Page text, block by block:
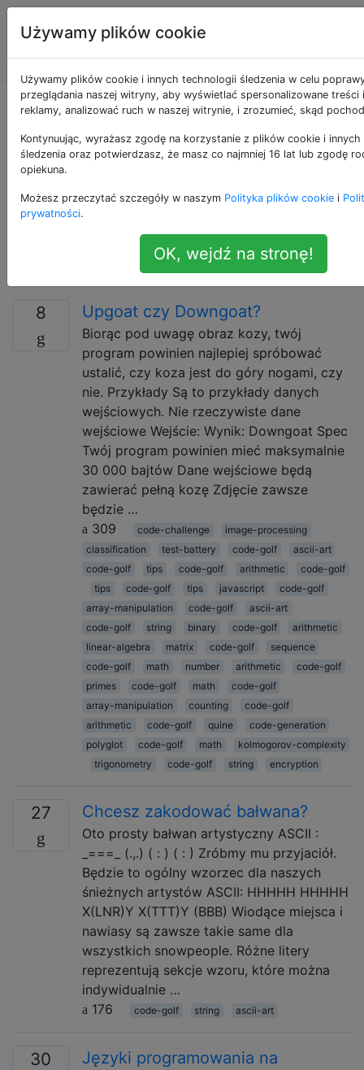
Programowanie
puzzli i Code
Golf
Pytania otagowane
jako ascii-art
Wyzwanie to polega na tworzeniu lub analizowaniu
obrazów przy użyciu znaków tekstowych jako farby.
Zazwyczaj używa to tylko 95 znaków drukowalnych
(spośród 128) zdefiniowanych przez ASCII Standard z
8 Upgoat czy Downgoat?
Biorąc pod uwagę obraz kozy, twój
program powinien najlepiej spróbować
ustalić, czy koza jest do góry nogami, czy
nie. Przykłady Są to przykłady danych
wejściowych. Nie rzeczywiste dane
wejściowe Wejście: Wynik: Downgoat Spec
Twój program powinien mieć maksymalnie
30 000 bajtów Dane wejściowe będą
zawierać pełną kozę Zdjęcie zawsze
będzie …
309
code-challenge
image-processing
classification
test-battery code-golf
ascii-art
code-golf
tips code-golf arithmetic
code-golf
tips
code-golf tips javascript
code-golf
array-manipulation
code-golf
ascii-art
code-golf
string binary code-golf
arithmetic
linear-algebra
matrix code-golf
sequence
code-golf
math number arithmetic
code-golf
primes
code-golf math
code-golf
array-manipulation
counting
code-golf
arithmetic
code-golf quine
code-generation
polyglot
code-golf math
kolmogorov-complexity
trigonometry
code-golf string encryption
27 Chcesz zakodować bałwana?
Oto prosty bałwan artystyczny ASCII :
_===_ (.,.) ( : ) ( : ) Zróbmy mu przyjaciół.
Będzie to ogólny wzorzec dla naszych
śnieżnych artystów ASCII: HHHHH HHHHH
X(LNR)Y X(TTT)Y (BBB) Wiodące miejsca i
nawiasy są zawsze takie same dla
wszystkich snowpeople. Różne litery
reprezentują sekcje wzoru, które można
indywidualnie …
176
code-golf string ascii-art
30
Języki programowania na
Używamy plików cookie
Używamy plików cookie i innych technologii śledzenia w celu
przeglądania naszej witryny, aby wyświetlać spersonalizowane treści
reklamy, analizować ruch w naszej witrynie, i zrozumieć, skąd
Kontynuując, wyrażasz zgodę na korzystanie z plików cookie i
śledzenia oraz potwierdzasz, że masz co najmniej 16 lat lub zgodę
opiekuna.
Możesz przeczytać szczegóły w naszym Polityka plików cookie i
prywatności.
OK, wejdź na stronę!